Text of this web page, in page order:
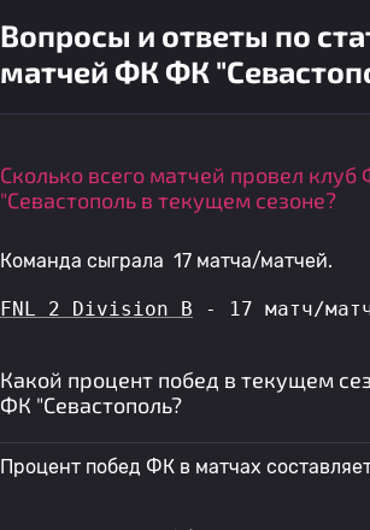
Вопросы и ответы по
матчей ФК ФК
Сколько всего матчей провел клуб
"Севастополь в текущем сезоне?
Команда сыграла 17 матча/матчей.
FNL 2 Division B - 17 матч/
Какой процент побед в текущем
ФК "Севастополь?
Процент побед ФК в матчах